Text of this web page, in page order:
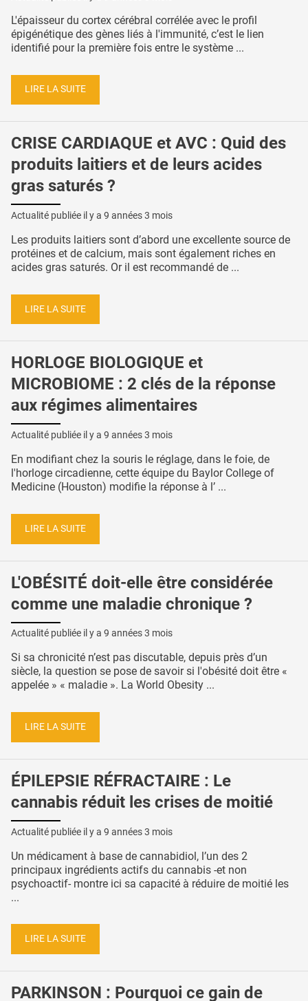
L'épaisseur du cortex cérébral corrélée avec le profil
épigénétique des gènes liés à l'immunité, c’est le lien
identifié pour la première fois entre le système ...
LIRE LA SUITE
CRISE CARDIAQUE et AVC : Quid des
produits laitiers et de leurs acides
gras saturés ?
Actualité publiée il y a 9 années 3 mois
Les produits laitiers sont d’abord une excellente source de
protéines et de calcium, mais sont également riches en
acides gras saturés. Or il est recommandé de ...
LIRE LA SUITE
HORLOGE BIOLOGIQUE et
MICROBIOME : 2 clés de la réponse
aux régimes alimentaires
Actualité publiée il y a 9 années 3 mois
En modifiant chez la souris le réglage, dans le foie, de
l'horloge circadienne, cette équipe du Baylor College of
Medicine (Houston) modifie la réponse à l’ ...
LIRE LA SUITE
L'OBÉSITÉ doit-elle être considérée
comme une maladie chronique ?
Actualité publiée il y a 9 années 3 mois
Si sa chronicité n’est pas discutable, depuis près d’un
siècle, la question se pose de savoir si l'obésité doit être «
appelée » « maladie ». La World Obesity ...
LIRE LA SUITE
ÉPILEPSIE RÉFRACTAIRE : Le
cannabis réduit les crises de moitié
Actualité publiée il y a 9 années 3 mois
Un médicament à base de cannabidiol, l’un des 2
principaux ingrédients actifs du cannabis -et non
psychoactif- montre ici sa capacité à réduire de moitié les
...
LIRE LA SUITE
PARKINSON : Pourquoi ce gain de